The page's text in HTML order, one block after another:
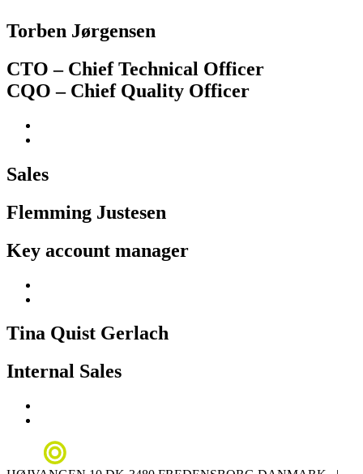
Torben Jørgensen
CTO – Chief Technical Officer
CQO – Chief Quality Officer
Sales
Flemming Justesen
Key account manager
Tina Quist Gerlach
Internal Sales